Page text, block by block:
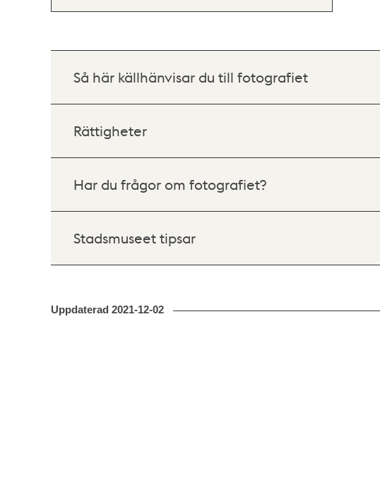
Så här källhänvisar du till fotografiet
Rättigheter
Har du frågor om fotografiet?
Stadsmuseet tipsar
Uppdaterad 2021-12-02